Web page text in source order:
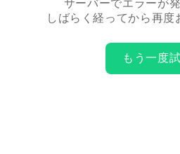
サーバーでエラーが
しばらく経ってから再度
もう一度